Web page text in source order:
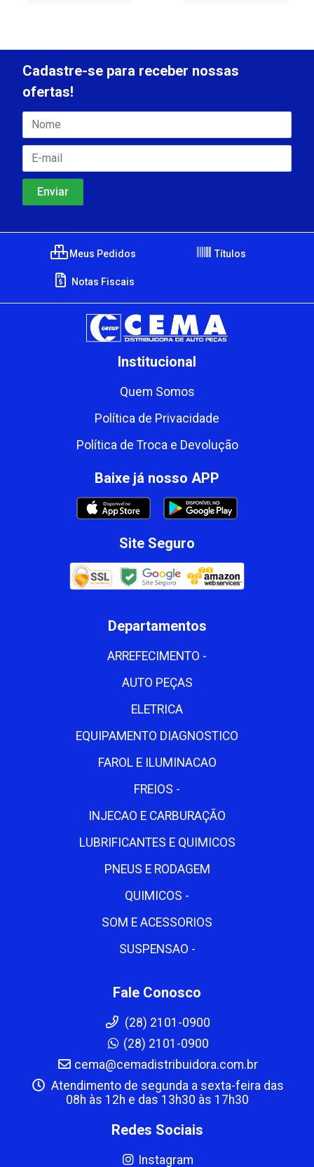
Cadastre-se para receber nossas
ofertas!
Meus Pedidos Títulos
Notas Fiscais
Institucional
Quem Somos
Política de Privacidade
Política de Troca e Devolução
Baixe já nosso APP
Site Seguro
Departamentos
ARREFECIMENTO -
AUTO PEÇAS
ELETRICA
EQUIPAMENTO DIAGNOSTICO
FAROL E ILUMINACAO
FREIOS -
INJECAO E CARBURAÇÃO
LUBRIFICANTES E QUIMICOS
PNEUS E RODAGEM
QUIMICOS -
SOM E ACESSORIOS
SUSPENSAO -
Fale Conosco
(28) 2101-0900
(28) 2101-0900
cema@cemadistribuidora.com.br
Atendimento de segunda a sexta-feira das
08h às 12h e das 13h30 às 17h30
Redes Sociais
Instagram